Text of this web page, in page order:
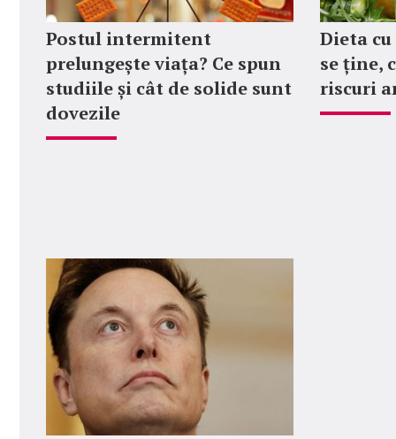
Postul intermitent
prelungește viața? Ce spun
studiile și cât de solide sunt
dovezile
Dieta
se ține,
riscuri